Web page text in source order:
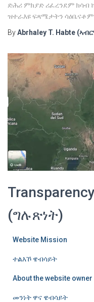
ድሕሪ ምክያድ ሪፈረንደም ክሳብ
ዝተራእዩ ፍጻሜታትን
ByAbrhaley T. Habte
Transparency
(ግሉጽነት)
Website Mission
ተልእኾ ዌብሳይት
About the website owner
መንነት ዋና ዌብሳይት